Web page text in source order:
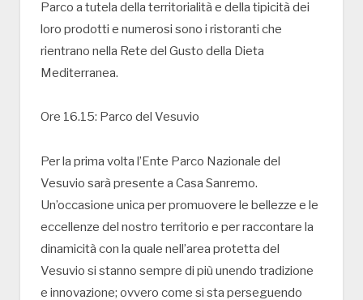
Parco a tutela della territorialità e della tipicità dei
loro prodotti e numerosi sono i ristoranti che
rientrano nella Rete del Gusto della Dieta
Mediterranea.
Ore 16.15: Parco del Vesuvio
Per la prima volta l’Ente Parco Nazionale del
Vesuvio sarà presente a Casa Sanremo.
Un’occasione unica per promuovere le bellezze e le
eccellenze del nostro territorio e per raccontare la
dinamicità con la quale nell’area protetta del
Vesuvio si stanno sempre di più unendo tradizione
e innovazione; ovvero come si sta perseguendo